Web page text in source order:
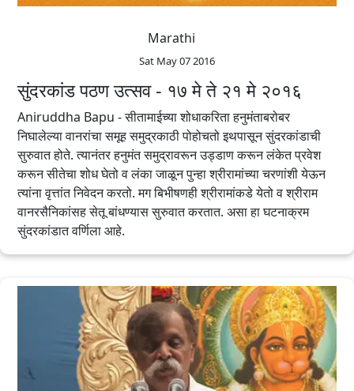
Marathi
Sat May 07 2016
सुंदरकांड पठण उत्सव - १७ मे ते २१ मे २०१६
Aniruddha Bapu - सीतामाईच्या शोधाकरिता हनुमंताबरोबर
निघालेल्या वानरांचा समूह समुद्रकाठी पोहोचतो इथपासून सुंदरकांडाची
सुरुवात होते. त्यानंतर हनुमंत समुद्रावरून उड्डाण करून लंकेत प्रवेश
करून सीतेचा शोध घेतो व लंका जाळून पुन्हा श्रीरामांच्या चरणांशी येऊन
त्यांना वृत्तांत निवेदन करतो. मग बिभीषणही श्रीरामांकडे येतो व श्रीराम
वानरसैनिकांसह सेतू बांधण्यास सुरुवात करतात. असा हा घटनाक्रम
सुंदरकांडात वर्णिला आहे.